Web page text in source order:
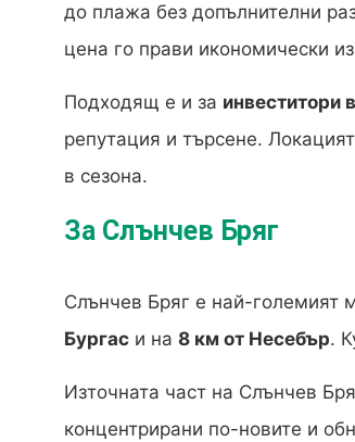
до плажа без допълнителни
цена го прави икономически
Подходящ е и за инвеститори
репутация и търсене.
в сезона.
За Слънчев Бряг
Слънчев Бряг е най-големият
Бургас и на 8 км от Несебър.
Източната част на Слънчев
концентрирани по-новите и